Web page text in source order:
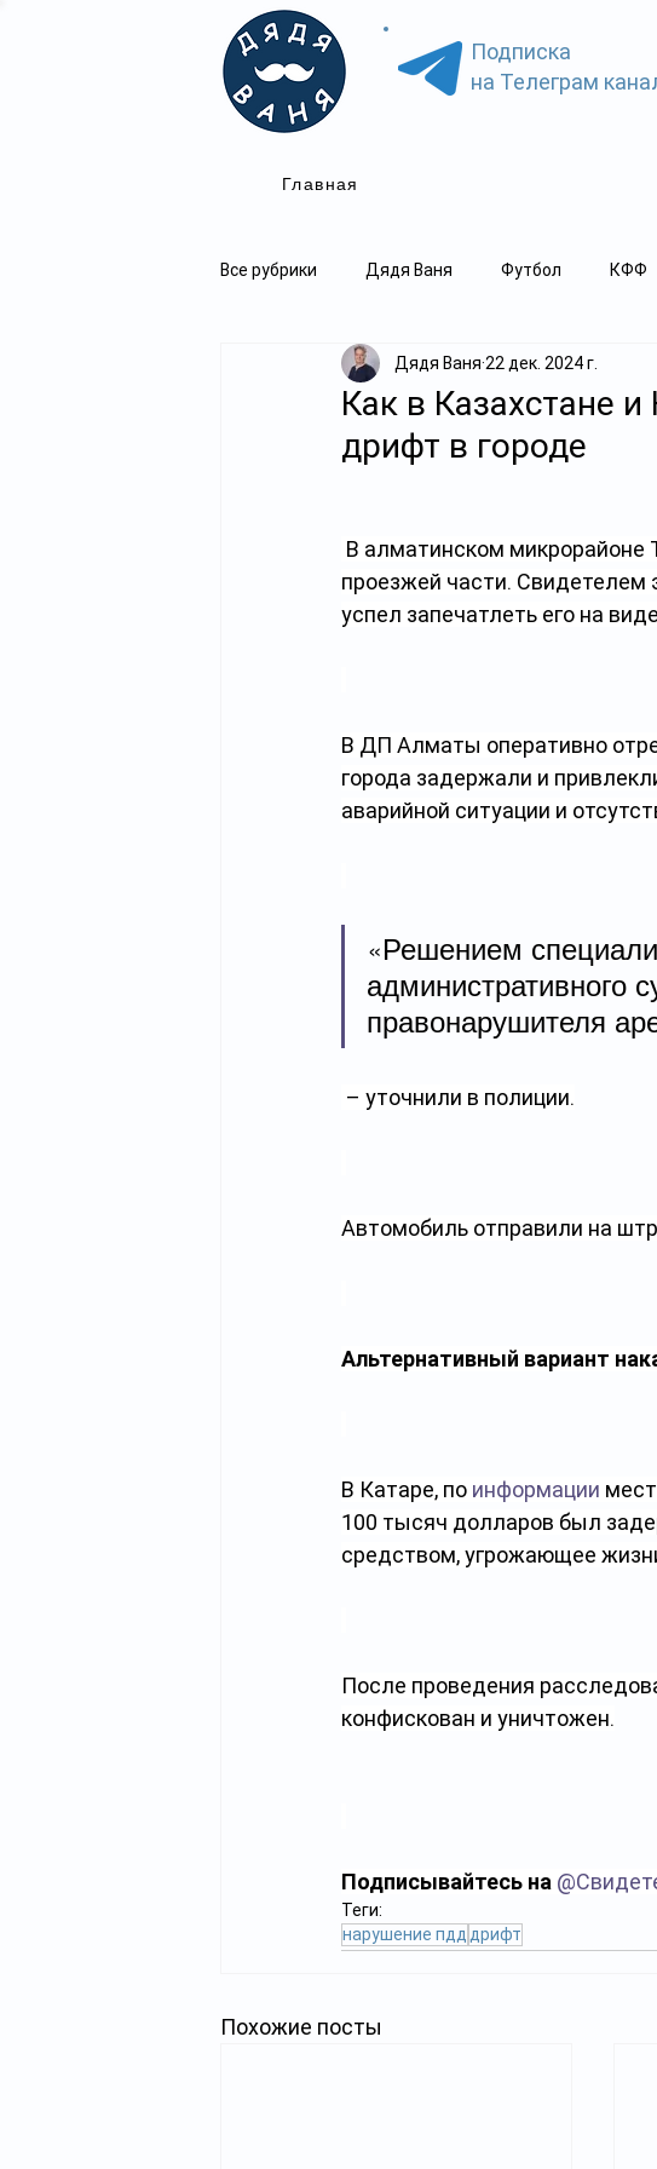
Подписка
на Телеграм
Главная
Все рубрики Дядя Ваня Футбол КФФ
Как в Казахстане
дрифт в городе
Дядя Ваня 22 дек. 2024 г.
В алматинском микрорайоне
проезжей части. Свидетелем
успел запечатлеть его на
В ДП Алматы оперативно
города задержали и
аварийной ситуации и
«Решением
административного
правонарушителя
– уточнили в полиции.
Автомобиль отправили на
Альтернативный вариант
В Катаре, по информации
100 тысяч долларов был
средством, угрожающее
После проведения
конфискован и уничтожен.
Подписывайтесь на @
Теги:
нарушение пдд дрифт
Похожие посты